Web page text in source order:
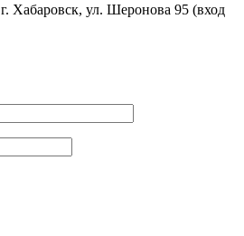
г. Хабаровск, ул. Шеронова 95 (вход